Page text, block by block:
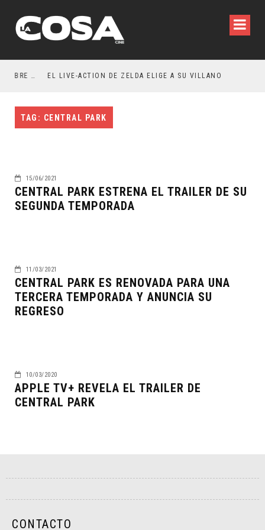
RESEÑA LA INVITACIÓN: OLIVIA WILDE REFLEXIONA SOBRE LA VIDA CONYUGAL EL LIVE-ACTION DE ZELDA ELIGE A SU VILLANO
TAG: CENTRAL PARK
15/06/2021
CENTRAL PARK ESTRENA EL TRAILER DE SU
SEGUNDA TEMPORADA
11/03/2021
CENTRAL PARK ES RENOVADA PARA UNA
TERCERA TEMPORADA Y ANUNCIA SU
REGRESO
10/03/2020
APPLE TV+ REVELA EL TRAILER DE
CENTRAL PARK
CONTACTO